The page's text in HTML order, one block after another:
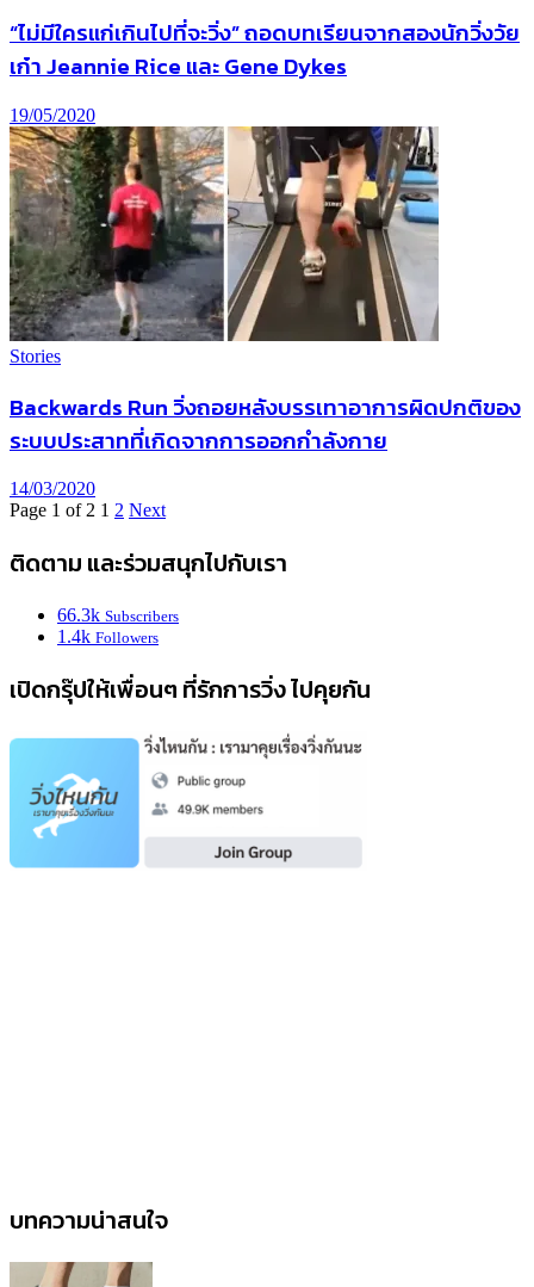
“ไม่มีใครแก่เกินไปที่จะวิ่ง” ถอดบทเรียนจากสองนักวิ่งวัย
เก๋า Jeannie Rice และ Gene Dykes
19/05/2020
Stories
Backwards Run วิ่งถอยหลังบรรเทาอาการผิดปกติของ
ระบบประสาทที่เกิดจากการออกกำลังกาย
14/03/2020
Page 1 of 2 1 2 Next
ติดตาม และร่วมสนุกไปกับเรา
66.3k Subscribers
1.4k Followers
เปิดกรุ๊ปให้เพื่อนๆ ที่รักการวิ่ง ไปคุยกัน
บทความน่าสนใจ